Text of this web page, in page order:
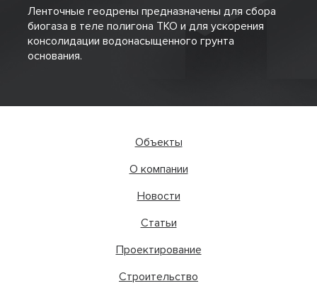
Ленточные геодрены предназначены для сбора
биогаза в теле полигона ТКО и для ускорения
консолидации водонасыщенного грунта
основания.
Объекты
О компании
Новости
Статьи
Проектирование
Строительство